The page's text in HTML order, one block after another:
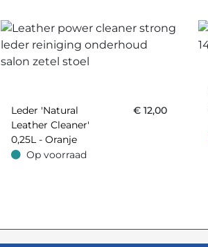
Leder 'Natural
Leather Cleaner'
0,25L - Oranje
€ 12,00
Op voorraad
Op voorraad